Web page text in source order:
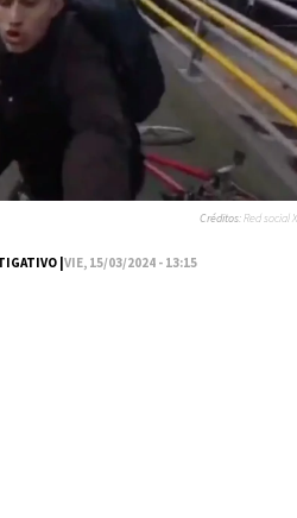
|VIE, 15/03/2024 - 13:15
Créditos:Red social X